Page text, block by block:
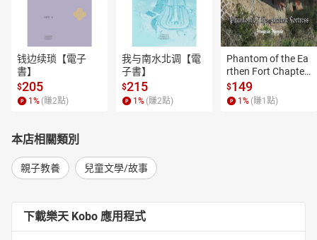
钱边续琐【電子
書】
$205
1 % (賺2點)
我与南水北调【電
子書】
$215
1 % (賺2點)
Phantom of the Ea
rthen Fort Chapter
4【有聲書】
$149
1 % (賺1 點)
本店相關類別
親子教養 兒童文學/故事
下載樂天 Kobo 應用程式